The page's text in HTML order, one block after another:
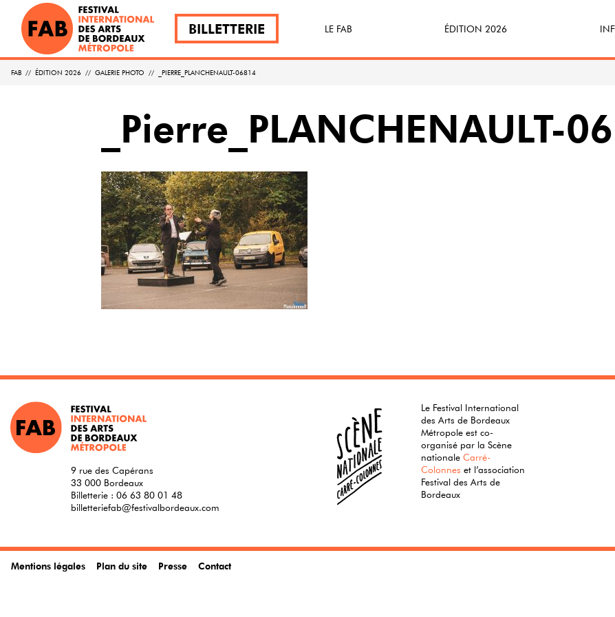
BILLETTERIE LE FAB
FABécoresponsable
ÉDITION 2026
FAB // ÉDITION 2026 // GALERIE PHOTO // _PIERRE_PLANCHENAULT-06814
_Pierre_PLANCHENAULT-
9 rue des Capérans
33 000 Bordeaux
Billetterie : 06 63 80 01 48
billetteriefab@festivalbordeaux.com
Le Festival International
des Arts de Bordeaux
Métropole est co-
organisé par la Scène
nationaleCarré-
Colonnes et l’association
Festival des Arts de
Bordeaux
Mentions légales Plan du site Presse Contact